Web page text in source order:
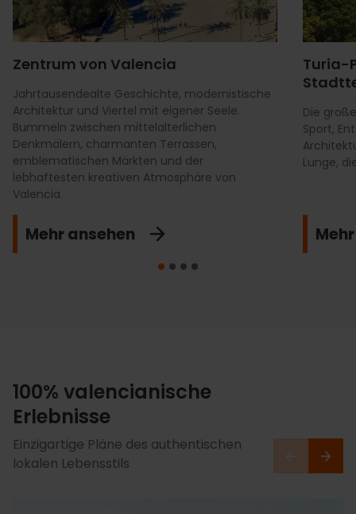
Zentrum von Valencia
Jahrtausendealte Geschichte, modernistische
Architektur und Viertel mit eigener Seele.
Bummeln zwischen mittelalterlichen
Denkmälern, charmanten Terrassen,
emblematischen Märkten und der
lebhaftesten kreativen Atmosphäre von
Valencia.
Mehr ansehen
Turia-
Die
Sport,
Lunge,
100% valencianische
Erlebnisse
Einzigartige Pläne des authentischen
lokalen Lebensstils